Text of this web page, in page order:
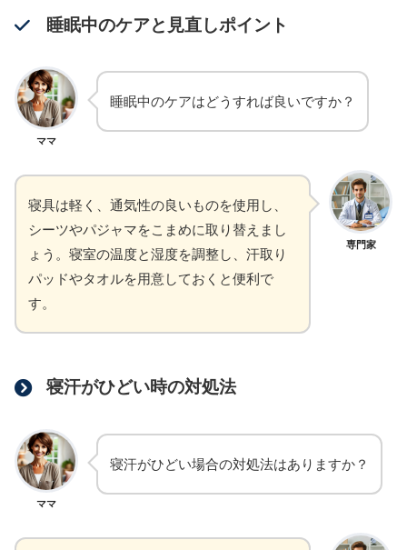
睡眠中のケアと見直しポイント
ママ
睡眠中のケアはどうすれば良いですか？
専門家
寝具は軽く、通気性の良いものを使用し、
シーツやパジャマをこまめに取り替えまし
ょう。寝室の温度と湿度を調整し、汗取り
パッドやタオルを用意しておくと便利で
す。
寝汗がひどい時の対処法
ママ
寝汗がひどい場合の対処法はありますか？